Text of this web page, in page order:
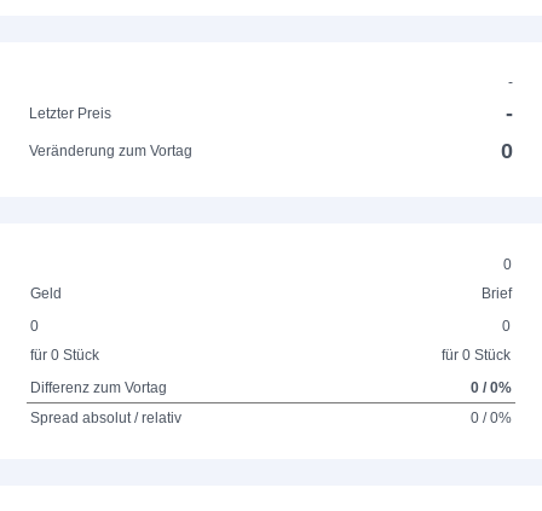
-
Letzter Preis
-
Veränderung zum Vortag 0
0
Geld
Brief
0
für 0 Stück
0
für 0 Stück
Differenz zum Vortag
0 / 0%
Spread absolut / relativ
0 / 0%